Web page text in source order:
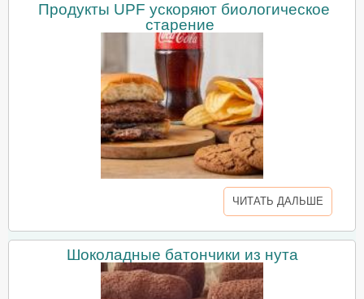
Продукты UPF ускоряют биологическое
старение
ЧИТАТЬ ДАЛЬШЕ
Шоколадные батончики из нута